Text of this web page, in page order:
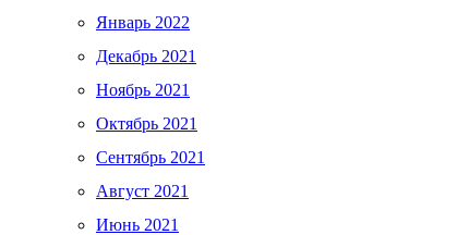
Январь 2022
Декабрь 2021
Ноябрь 2021
Октябрь 2021
Сентябрь 2021
Август 2021
Июнь 2021